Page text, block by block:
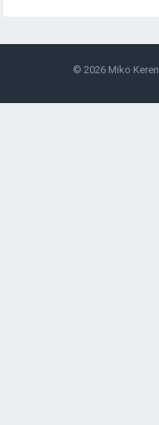
© 2026 Miko Keren